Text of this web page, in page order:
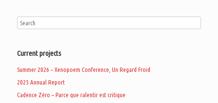
Current projects
Summer 2026 – Xenopoem Conference, Un Regard Froid
2025 Annual Report
Cadence Zéro – Parce que ralentir est critique